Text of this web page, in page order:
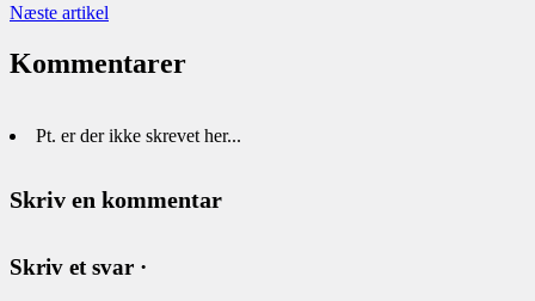
Næste artikel
Kommentarer
Pt. er der ikke skrevet her...
Skriv en kommentar
Skriv et svar ·